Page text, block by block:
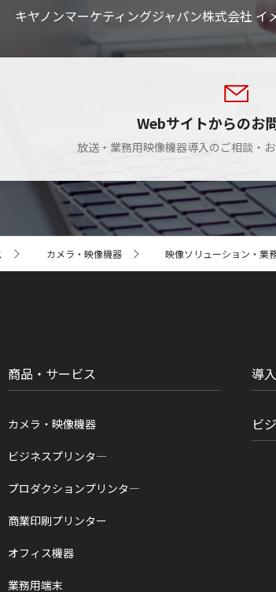
キヤノンマーケティングジャパン株式会社
Webサイトからのお
放送・業務用映像機器導入のご相談・お
カメラ・映像機器 映像ソリューション・業
商品・サービス
カメラ・映像機器
ビジネスプリンタ―
プロダクションプリンタ―
商業印刷プリンター
オフィス機器
業務用端末
導
ビ